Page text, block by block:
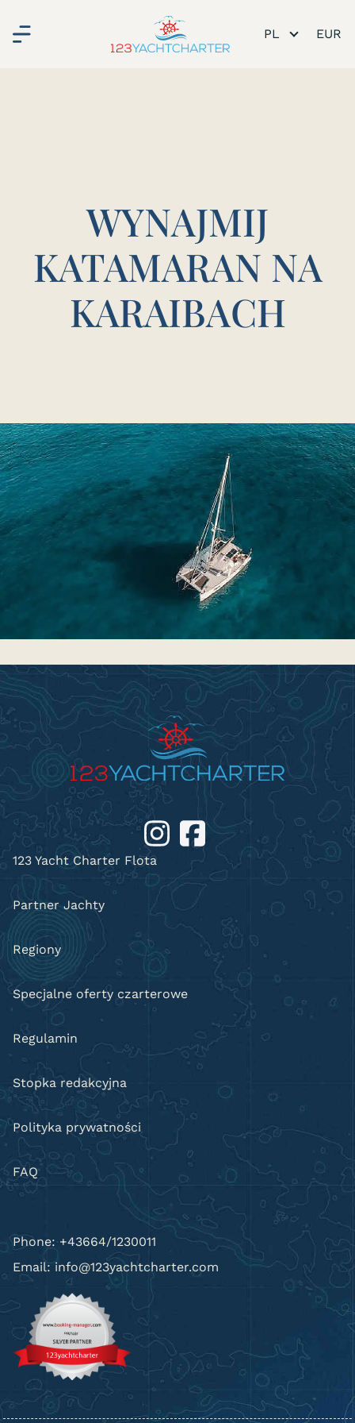
PL
WYNAJMIJ
KATAMARAN NA
KARAIBACH
123 Yacht Charter Flota
Partner Jachty
Regiony
Specjalne oferty czarterowe
Regulamin
Stopka redakcyjna
Polityka prywatności
FAQ
Phone: +43664/1230011
Email: info@123yachtcharter.com